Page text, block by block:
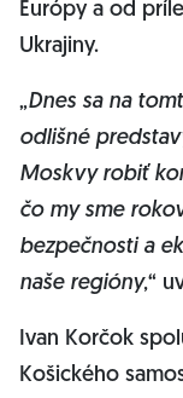
Európy a od
Ukrajiny.
„Dnes sa na
odlišné
Moskvy robiť
čo my sme
bezpečnosti a
naše regióny,“
Ivan Korčok
Košického